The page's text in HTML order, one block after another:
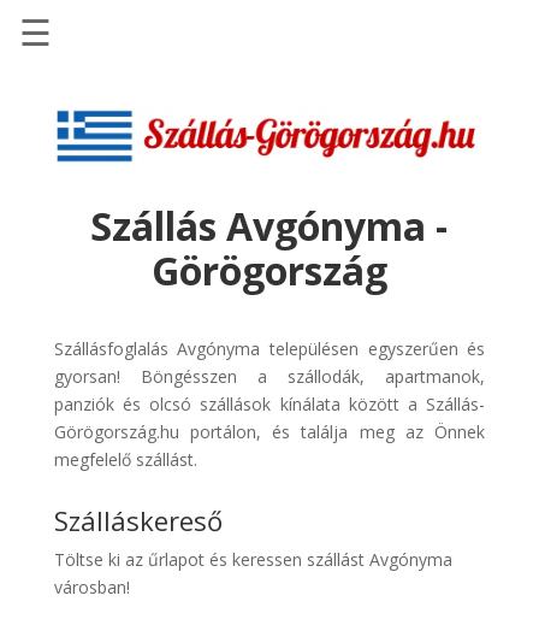
Szállások
Repülőjegy
pénzvisszatérítéssel
Discover
Cars
Transzfer
Kiwi
Taxi
☰
Szállás Avgónyma -
Görögország
Szállásfoglalás Avgónyma településen egyszerűen és
gyorsan! Böngésszen a szállodák, apartmanok,
panziók és olcsó szállások kínálata között a Szállás-
Görögország.hu portálon, és találja meg az Önnek
megfelelő szállást.
Szálláskereső
Töltse ki az űrlapot és keressen szállást Avgónyma
városban!